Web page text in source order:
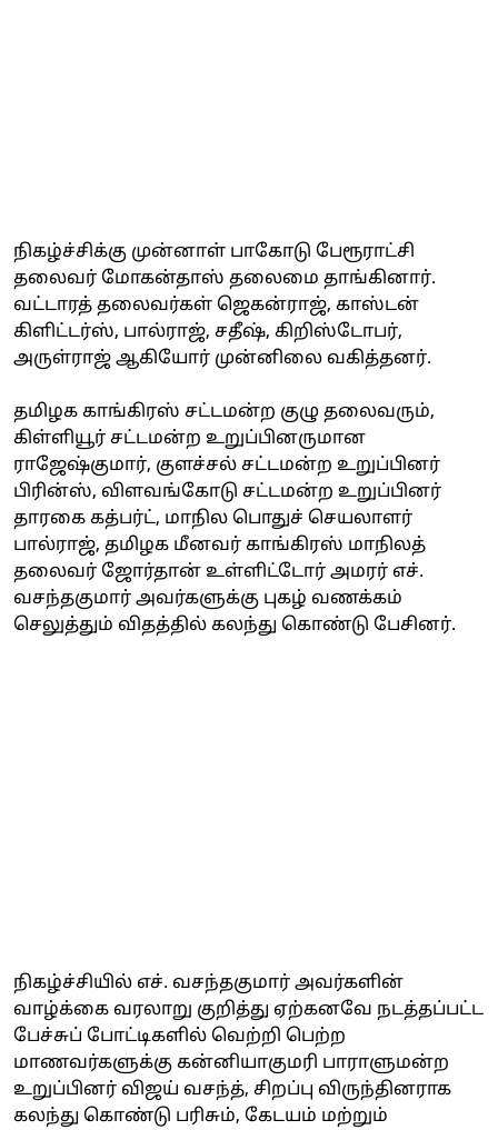
நிகழ்ச்சிக்கு முன்னாள் பாகோடு பேரூராட்சி
தலைவர் மோகன்தாஸ் தலைமை தாங்கினார்.
வட்டாரத் தலைவர்கள் ஜெகன்ராஜ், காஸ்டன்
கிளிட்டர்ஸ், பால்ராஜ், சதீஷ், கிறிஸ்டோபர்,
அருள்ராஜ் ஆகியோர் முன்னிலை வகித்தனர்.
தமிழக காங்கிரஸ் சட்டமன்ற குழு தலைவரும்,
கிள்ளியூர் சட்டமன்ற உறுப்பினருமான
ராஜேஷ்குமார், குளச்சல் சட்டமன்ற உறுப்பினர்
பிரின்ஸ், விளவங்கோடு சட்டமன்ற உறுப்பினர்
தாரகை கத்பர்ட், மாநில பொதுச் செயலாளர்
பால்ராஜ், தமிழக மீனவர் காங்கிரஸ் மாநிலத்
தலைவர் ஜோர்தான் உள்ளிட்டோர் அமரர் எச்.
வசந்தகுமார் அவர்களுக்கு புகழ் வணக்கம்
செலுத்தும் விதத்தில் கலந்து கொண்டு பேசினர்.
நிகழ்ச்சியில் எச். வசந்தகுமார் அவர்களின்
வாழ்க்கை வரலாறு குறித்து ஏற்கனவே நடத்தப்பட்ட
பேச்சுப் போட்டிகளில் வெற்றி பெற்ற
மாணவர்களுக்கு கன்னியாகுமரி பாராளுமன்ற
உறுப்பினர் விஜய் வசந்த், சிறப்பு விருந்தினராக
கலந்து கொண்டு பரிசும், கேடயம் மற்றும்